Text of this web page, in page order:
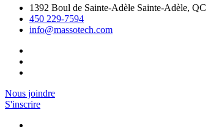
1392 Boul de Sainte-Adèle Sainte-Adèle,
450 229-7594
info@massotech.com
Nous joindre
S'inscrire